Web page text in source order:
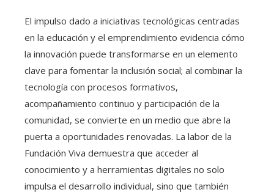
El impulso dado a iniciativas tecnológicas centradas
en la educación y el emprendimiento evidencia cómo
la innovación puede transformarse en un elemento
clave para fomentar la inclusión social; al combinar la
tecnología con procesos formativos,
acompañamiento continuo y participación de la
comunidad, se convierte en un medio que abre la
puerta a oportunidades renovadas. La labor de la
Fundación Viva demuestra que acceder al
conocimiento y a herramientas digitales no solo
impulsa el desarrollo individual, sino que también